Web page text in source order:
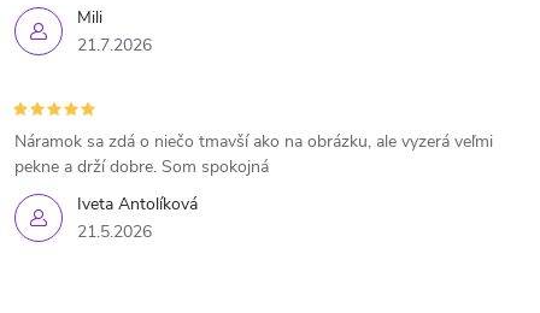
Mili
21.7.2026
Iveta Antolíková
21.5.2026
Náramok sa zdá o niečo tmavší ako na obrázku, ale vyzerá veľmi
pekne a drží dobre. Som spokojná